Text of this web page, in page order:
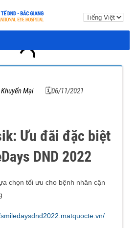
Khuyến Mại 🗓06/11/2021
Ưu đãi đặc biệt
DND 2022
chọn tối ưu cho bệnh nhân cận